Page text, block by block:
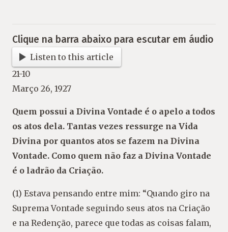
Clique na barra abaixo para escutar em áudio
Listen to this article
21-10
Março 26, 1927
Quem possui a Divina Vontade é o apelo a todos
os atos dela. Tantas vezes ressurge na Vida
Divina por quantos atos se fazem na Divina
Vontade. Como quem não faz a Divina Vontade
é o ladrão da Criação.
(1) Estava pensando entre mim: “Quando giro na
Suprema Vontade seguindo seus atos na Criação
e na Redenção, parece que todas as coisas falam,